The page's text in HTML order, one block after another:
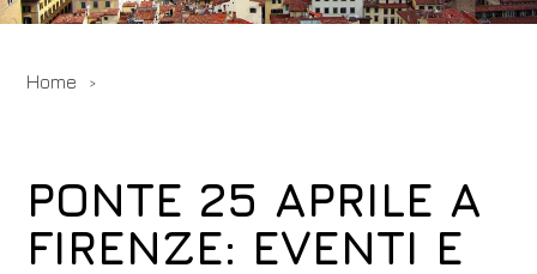
Offerte
Home
PONTE 25 APRILE A
FIRENZE: EVENTI E